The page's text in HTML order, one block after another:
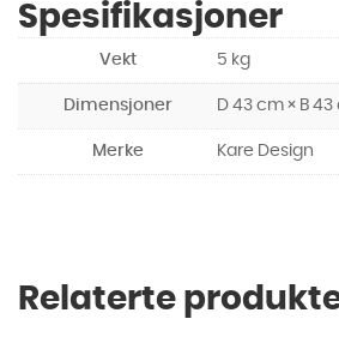
Spesifikasjoner
Vekt 5 kg
Dimensjoner D 43 cm × B
Merke Kare Design
Relaterte